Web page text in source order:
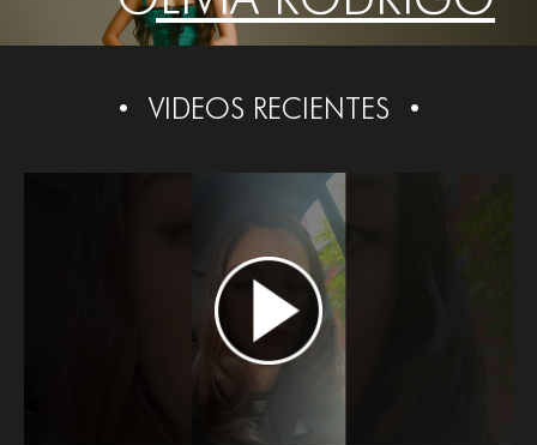
VIDEOS RECIENTES